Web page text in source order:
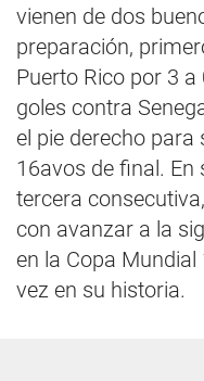
vienen de dos
preparación,
Puerto Rico por 3
goles contra
el pie derecho
16avos de final.
tercera
con avanzar a la
en la Copa
vez en su historia.